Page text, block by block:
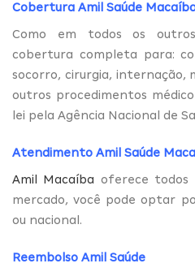
Cobertura Amil Saúde
Como em todos os
cobertura completa para:
socorro, cirurgia,
outros procedimentos
lei pela Agência Nacional de
Atendimento Amil Saúde
Amil Macaíba oferece todos
mercado, você pode optar
ou nacional.
Reembolso Amil Saúde